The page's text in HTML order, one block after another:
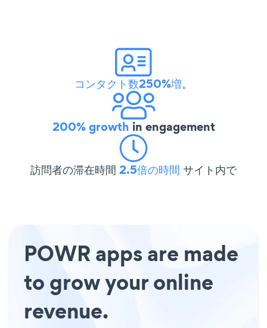
コンタクト数250%増。
200% growth in engagement
訪問者の滞在時間 2.5倍の時間 サイト内で
POWR apps are made
to grow your online
revenue.